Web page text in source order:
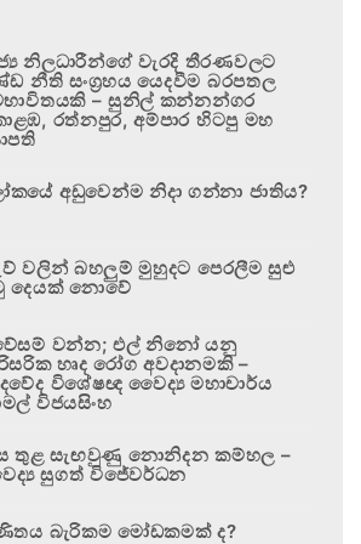
නිලධාරීන්ගේ වැරදි තීරණවලට
නීති සංග්‍රහය යෙදවීම බරපතල
– සුනිල් කන්නන්ගර
රත්නපුර, අම්පාර හිටපු මහ
අඩුවෙන්ම නිදා ගන්නා ජාතිය?
වලින් බහලුම් මුහුදට පෙරලීම සුළු
දෙයක් නොවේ
වන්න; එල් නිනෝ යනු
හෘද රෝග අවදානමකි –
විශේෂඥ වෛද්‍ය මහාචාර්ය
විජයසිංහ
තුළ සැඟවුණු නොනිදන කම්හල –
සුගත් විජේවර්ධන
බැරිකම මෝඩකමක් ද?